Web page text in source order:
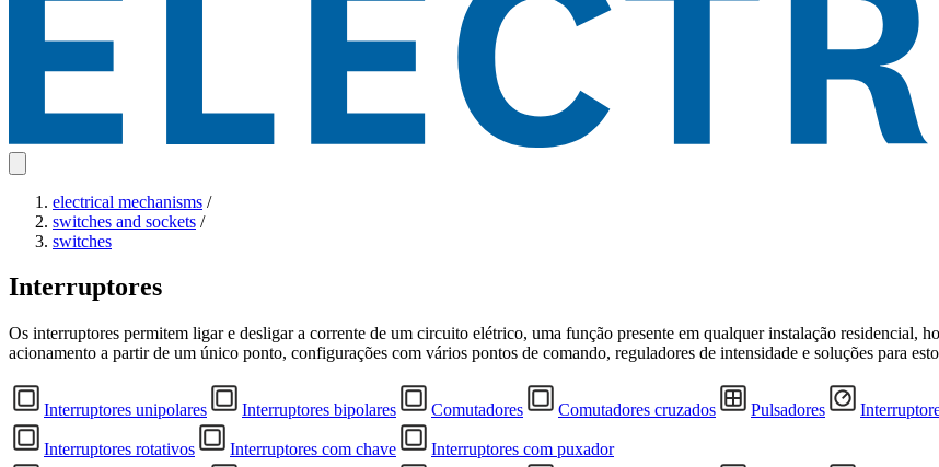
electrical mechanisms /
switches and sockets /
switches
Interruptores
Os interruptores permitem ligar e desligar a corrente de um circuito elétrico, uma função presente em qualquer instalação residencial,
acionamento a partir de um único ponto, configurações com vários pontos de comando, reguladores de intensidade e soluções para
Interruptores unipolares Interruptores bipolares Comutadores Comutadores cruzados Pulsadores
Interruptores rotativos Interruptores com chave Interruptores com puxador